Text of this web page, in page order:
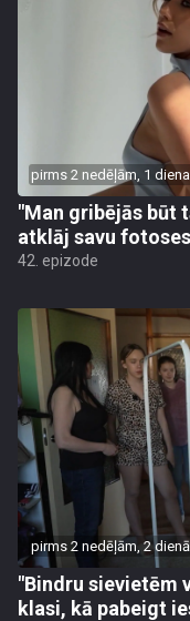
pirms 2 nedēļām, 1
"Man gribējās būt
atklāj savu
42. epizode
pirms 2 nedēļām, 2
"Bindru sievietēm
klasi, kā pabeigt